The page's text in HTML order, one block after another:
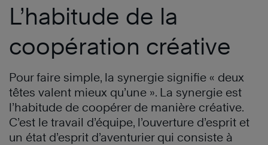
L’habitude de la
coopération créative
Pour faire simple, la synergie signifie « deux
têtes valent mieux qu’une ». La synergie est
l’habitude de coopérer de manière créative.
C’est le travail d’équipe, l’ouverture d’esprit et
un état d’esprit d’aventurier qui consiste à